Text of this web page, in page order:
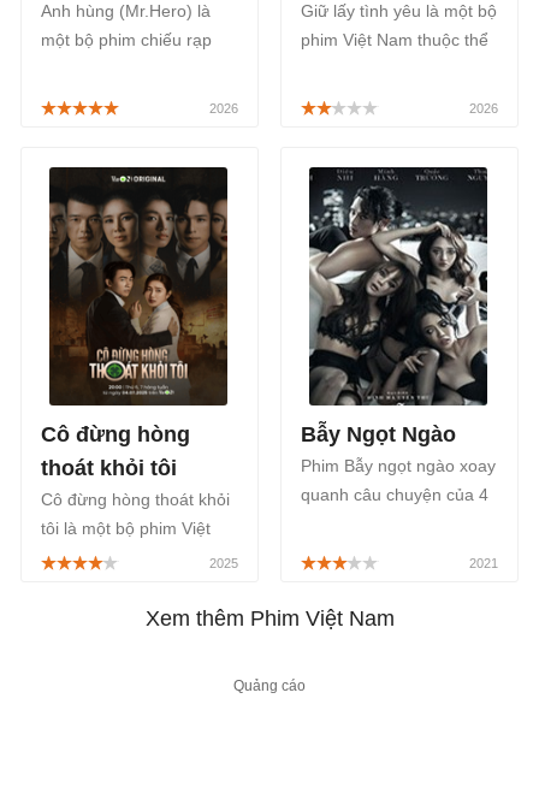
Anh hùng (Mr.Hero) là
một bộ phim chiếu rạp
tâm lý, tình cảm gia đình,
Thái Hòa đóng chính,
được công chiếu chính
thức bắt đầu từ ngày
24/04/2026.
Giữ lấy tình yêu là một bộ
phim Việt Nam thuộc thể
đạo diễn Trần Toàn, khai
sóng lúc 19h30 thứ Hai,
Ba, Tư hằng tuần trên
HTV7, FPT Play bắt đầu
từ ngày 01/06/2026.
Cô đừng hòng
thoát khỏi tôi
Cô đừng hòng thoát khỏi
tôi là một bộ phim Việt
Nam thuộc thể loại hành
chính của Thúy Ngân và
Bẫy Ngọt Ngào
Phim Bẫy ngọt ngào xoay
quanh câu chuyện của 4
có: Camy, Quỳnh Lam,
Anh, Minh Hằng, Diệu
Xem thêm Phim Việt Nam